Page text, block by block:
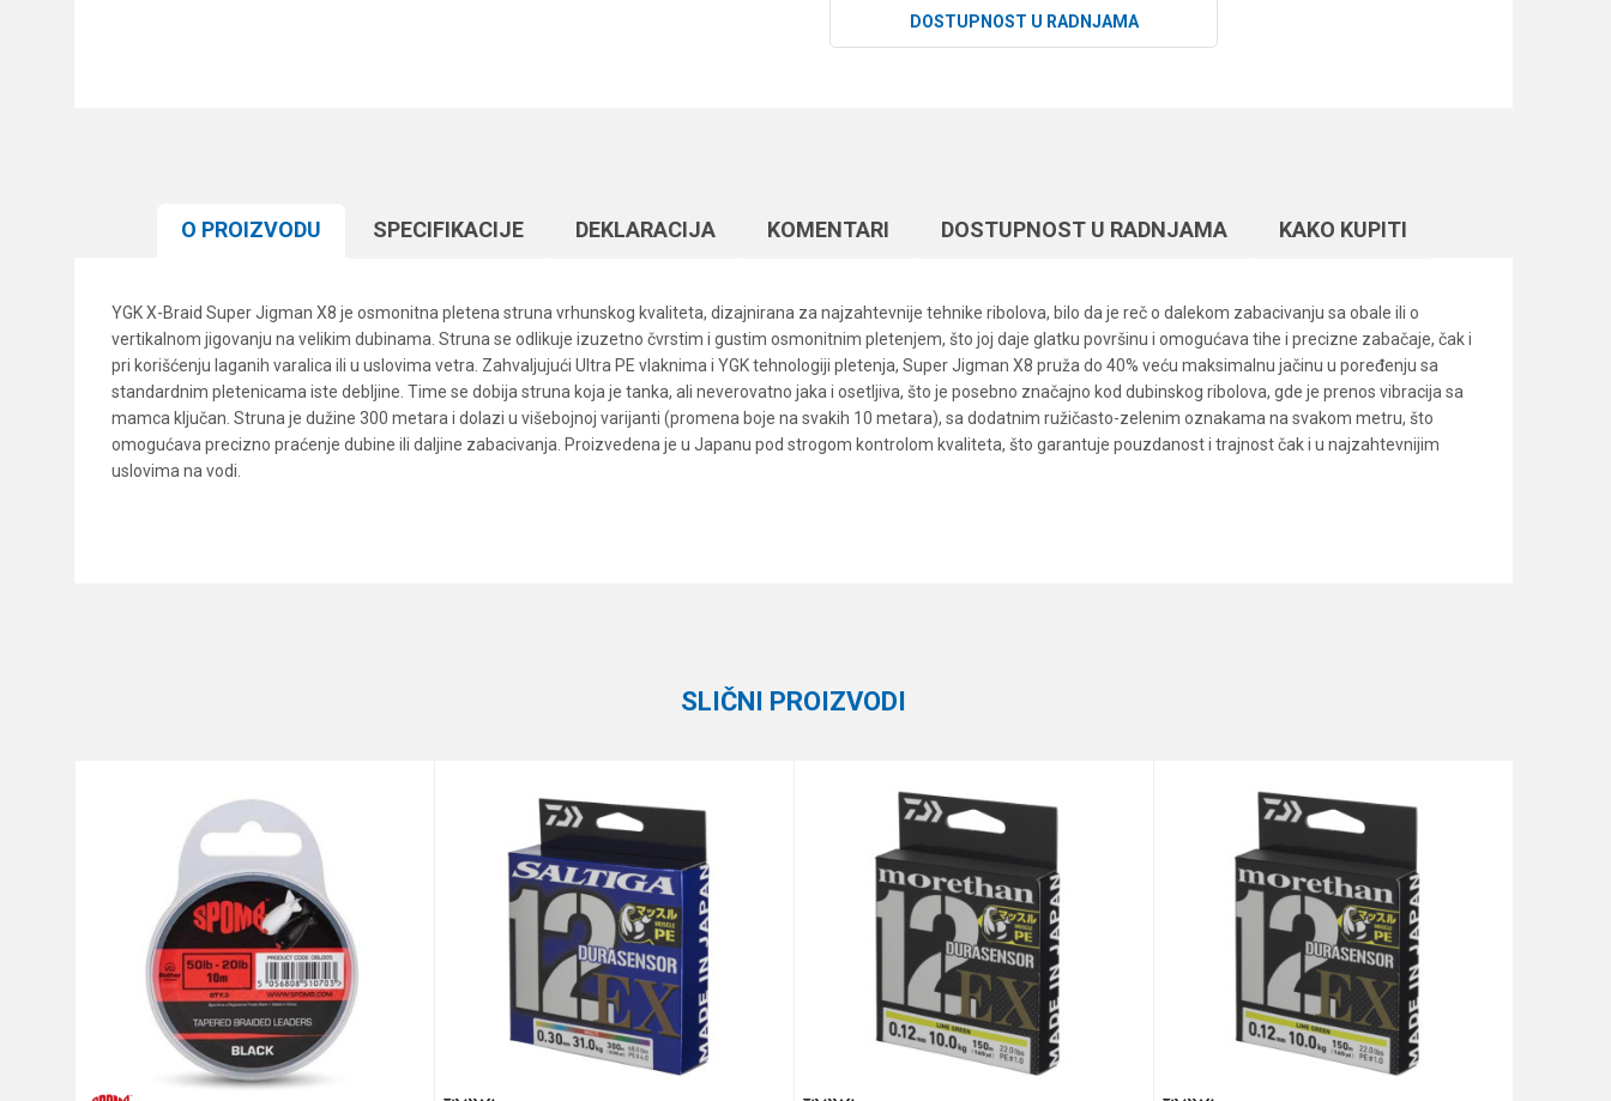
DOSTUPNOST U RADNJAMA
O PROIZVODU SPECIFIKACIJЕ DEKLARACIJA KOMENTARI DOSTUPNOST U RADNJAMA KAKO KUPITI
YGK X-Braid Super Jigman X8 je osmonitna pletena struna vrhunskog kvaliteta, dizajnirana za najzahtevnije tehnike ribolova, bilo da je reč o dalekom zabacivanju sa obale ili o
vertikalnom jigovanju na velikim dubinama. Struna se odlikuje izuzetno čvrstim i gustim osmonitnim pletenjem, što joj daje glatku površinu i omogućava tihe i precizne zabačaje, čak i
pri korišćenju laganih varalica ili u uslovima vetra. Zahvaljujući Ultra PE vlaknima i YGK tehnologiji pletenja, Super Jigman X8 pruža do 40% veću maksimalnu jačinu u poređenju sa
standardnim pletenicama iste debljine. Time se dobija struna koja je tanka, ali neverovatno jaka i osetljiva, što je posebno značajno kod dubinskog ribolova, gde je prenos vibracija sa
mamca ključan. Struna je dužine 300 metara i dolazi u višebojnoj varijanti (promena boje na svakih 10 metara), sa dodatnim ružičasto-zelenim oznakama na svakom metru, što
omogućava precizno praćenje dubine ili daljine zabacivanja. Proizvedena je u Japanu pod strogom kontrolom kvaliteta, što garantuje pouzdanost i trajnost čak i u najzahtevnijim
uslovima na vodi.
Anti-spam zaštita - izračunajte koliko je 2 + 3 :
SLIČNI PROIZVODI